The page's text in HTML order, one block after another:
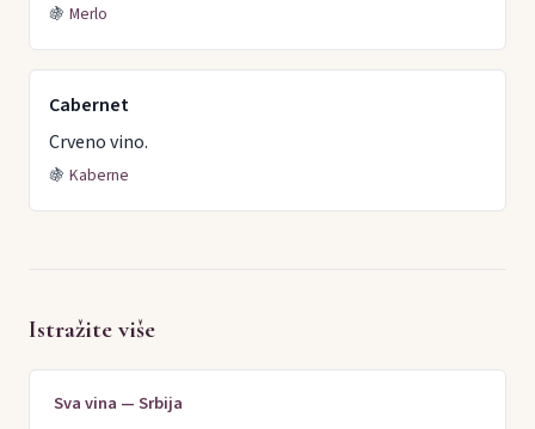
🍇 Merlo
Cabernet
Crveno vino.
🍇 Kaberne
Istražite više
Sva vina — Srbija